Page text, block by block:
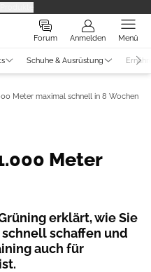
Forum Anmelden Menü
Schuhe & Ausrüstung
Meter maximal schnell in 8 Wochen
Meter
erklärt, wie Sie
schaffen und
auch für